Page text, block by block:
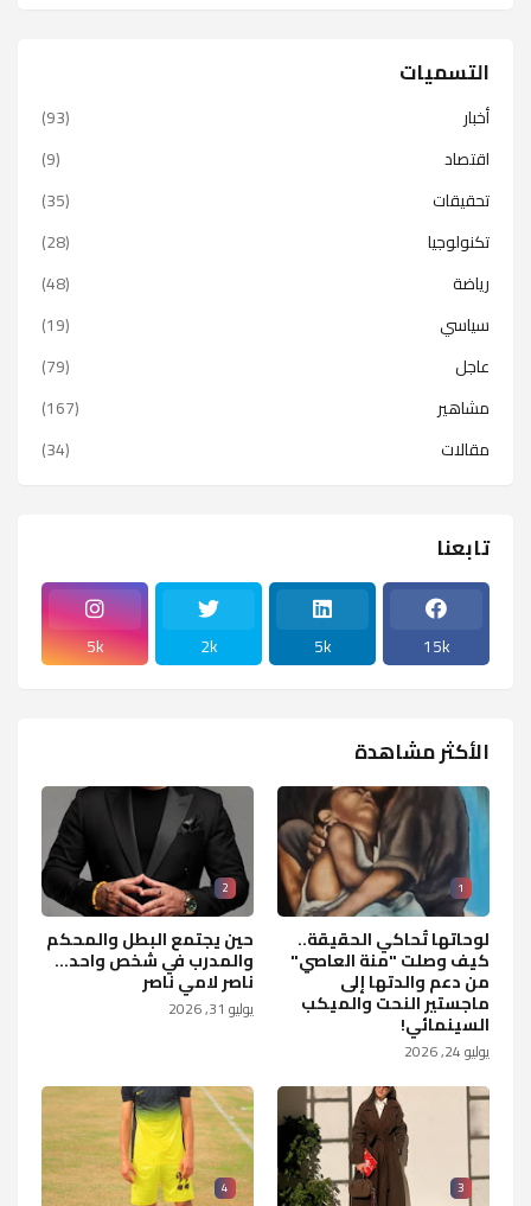
التسميات
أخبار
(93)
اقتصاد
(9)
تحقيقات
(35)
تكنولوجيا
(28)
رياضة
(48)
سياسي
(19)
عاجل
(79)
مشاهير
(167)
مقالات
(34)
تابعنا
15k
5k
2k
5k
الأكثر مشاهدة
1
لوحاتها تُحاكي الحقيقة..
كيف وصلت "منة العاصي"
من دعم والدتها إلى
ماجستير النحت والميكب
السينمائي!
يوليو 24, 2026
2
حين يجتمع البطل والمحكم
والمدرب في شخص واحد...
ناصر لامي ناصر
يوليو 31, 2026
3
4